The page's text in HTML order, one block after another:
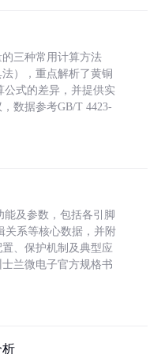
三种常用计算方法
），重点解析了黄铜
公式的差异，并提供实
数据参考GB/T 4423-
能及参数，包括各引脚
关系等核心数据，并附
、保护机制及典型应
兰微电子官方规格书
析